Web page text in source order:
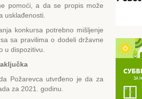
pomoći, a da se propis može
usklađenosti.
potrebno mišljenje
sa pravilima o dodeli državne
u dispozitivu.
Požarevca utvrđeno je da za
za 2021. godinu.